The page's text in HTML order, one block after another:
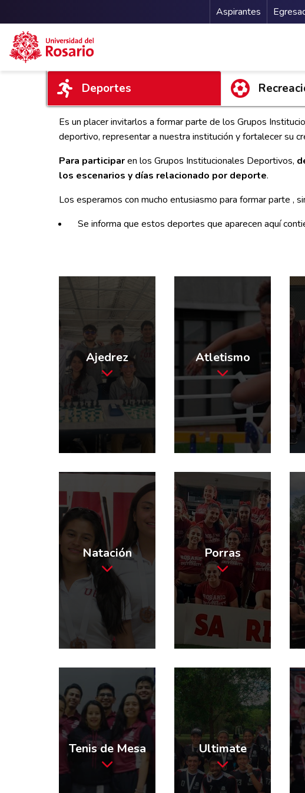
Pasar al contenido principal
Menu
Aspirantes
Deportes
Es un placer invitarlos a formar parte de los Grupos
deportivo, representar a nuestra institución y fortalecer su
Para participaren los Grupos Institucionales Deportivos,
los escenarios y días relacionado por deporte.
Los esperamos con mucho entusiasmo para formar parte ,
Se informa que estos deportes que aparecen aquí
Ajedrez Atletismo
Natación Porras
Tenis de Mesa Ultimate